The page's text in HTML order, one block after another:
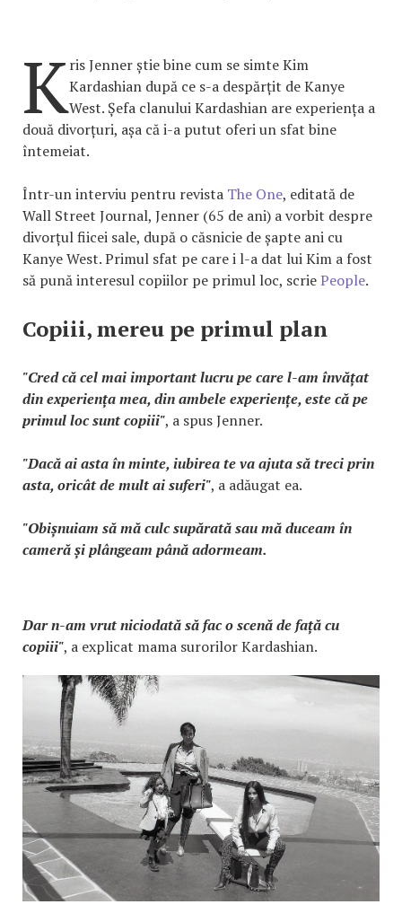
Kris Jenner știe bine cum se simte Kim
Kardashian după ce s-a despărțit de Kanye
West. Șefa clanului Kardashian are experiența a
două divorțuri, așa că i-a putut oferi un sfat bine
întemeiat.
Într-un interviu pentru revista The One, editată de
Wall Street Journal, Jenner (65 de ani) a vorbit despre
divorțul fiicei sale, după o căsnicie de șapte ani cu
Kanye West. Primul sfat pe care i l-a dat lui Kim a fost
să pună interesul copiilor pe primul loc, scriePeople.
Copiii, mereu pe primul plan
"Cred că cel mai important lucru pe care l-am învățat
din experiența mea, din ambele experiențe, este că pe
primul loc sunt copiii", a spus Jenner.
"Dacă ai asta în minte, iubirea te va ajuta să treci prin
asta, oricât de mult ai suferi", a adăugat ea.
"Obișnuiam să mă culc supărată sau mă duceam în
cameră și plângeam până adormeam.
Dar n-am vrut niciodată să fac o scenă de față cu
copiii", a explicat mama surorilor Kardashian.